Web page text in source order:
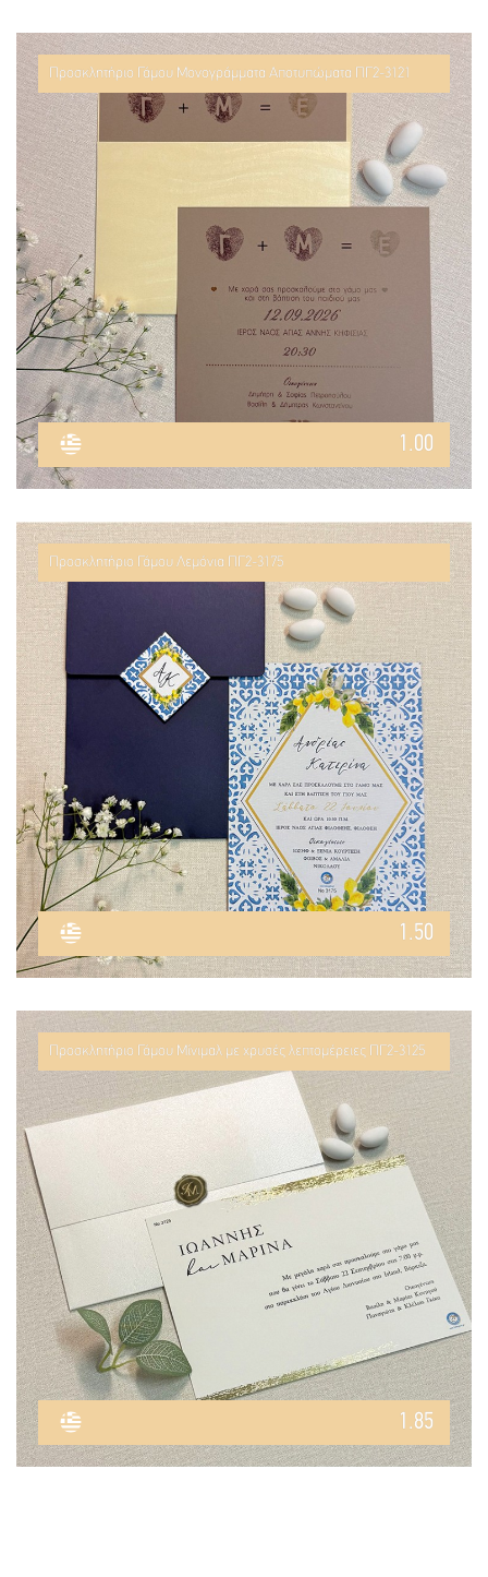
Προσκλητήριο Γάμου Μονογράμματα Αποτυπώματα ΠΓ2-3121
1.00
Προσκλητήριο Γάμου Λεμόνια ΠΓ2-3175
1.50
Προσκλητήριο Γάμου Μίνιμαλ με χρυσές λεπτομέρειες ΠΓ2-3125
1.85